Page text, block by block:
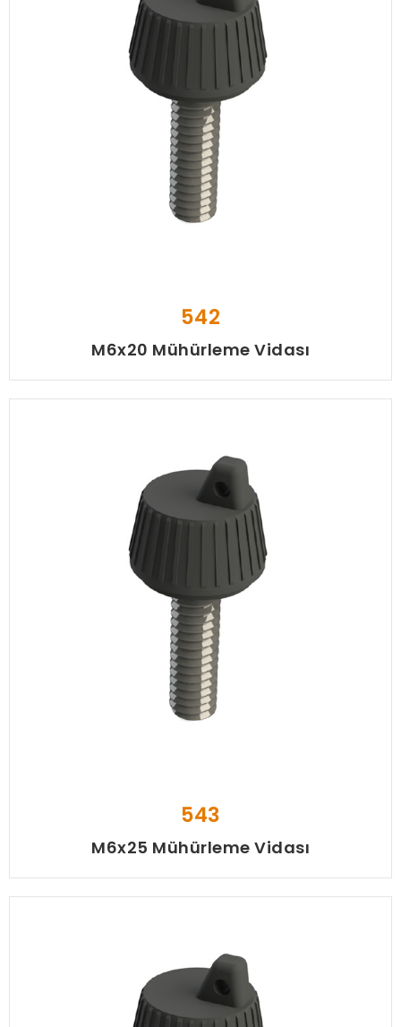
542
M6x20 Mühürleme Vidası
543
M6x25 Mühürleme Vidası